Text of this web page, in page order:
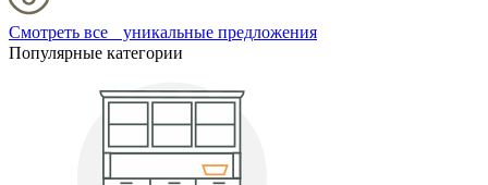
Смотреть все уникальные предложения
Популярные категории